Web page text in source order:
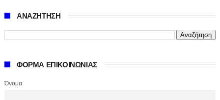
ΑΝΑΖΗΤΗΣΗ
ΦΟΡΜΑ ΕΠΙΚΟΙΝΩΝΙΑΣ
Όνομα